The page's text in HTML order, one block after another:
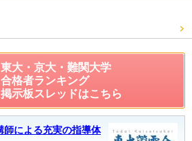
東大・京大・難関大学
合格者ランキング
掲示板スレッドはこちら